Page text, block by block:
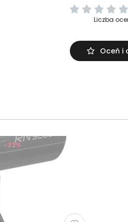
Liczba
Oceń i
-22%